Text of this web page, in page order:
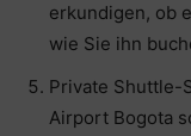
erkundigen, ob
wie Sie ihn
Private Shuttle-
Airport Bogota